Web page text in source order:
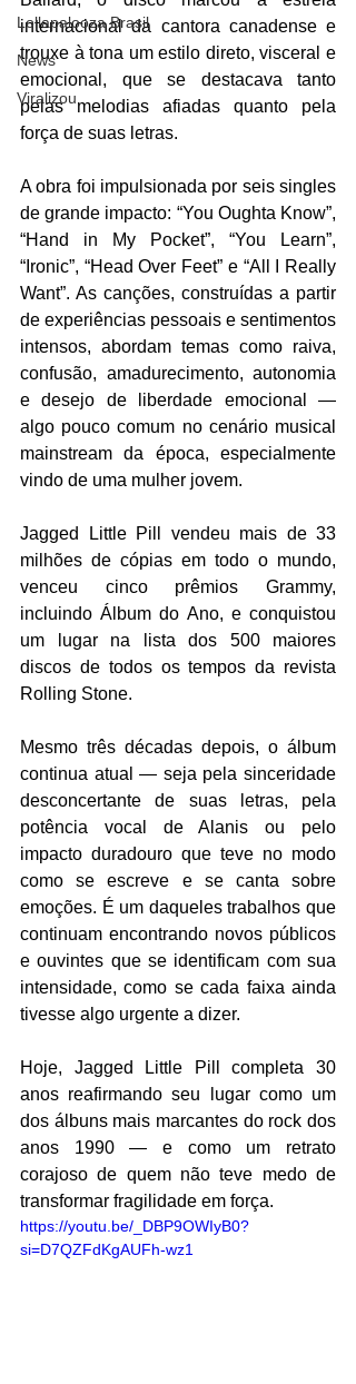
Lollapalooza Brasil
News
Viralizou
internacional da cantora canadense e
trouxe à tona um estilo direto, visceral e
emocional, que se destacava tanto
pelas melodias afiadas quanto pela
força de suas letras.
A obra foi impulsionada por seis singles
de grande impacto: “You Oughta Know”,
“Hand in My Pocket”, “You Learn”,
“Ironic”, “Head Over Feet” e “All I Really
Want”. As canções, construídas a partir
de experiências pessoais e sentimentos
intensos, abordam temas como raiva,
confusão, amadurecimento, autonomia
e desejo de liberdade emocional —
algo pouco comum no cenário musical
mainstream da época, especialmente
vindo de uma mulher jovem.
Jagged Little Pill vendeu mais de 33
milhões de cópias em todo o mundo,
venceu cinco prêmios Grammy,
incluindo Álbum do Ano, e conquistou
um lugar na lista dos 500 maiores
discos de todos os tempos da revista
Rolling Stone.
Mesmo três décadas depois, o álbum
continua atual — seja pela sinceridade
desconcertante de suas letras, pela
potência vocal de Alanis ou pelo
impacto duradouro que teve no modo
como se escreve e se canta sobre
emoções. É um daqueles trabalhos que
continuam encontrando novos públicos
e ouvintes que se identificam com sua
intensidade, como se cada faixa ainda
tivesse algo urgente a dizer.
Hoje, Jagged Little Pill completa 30
anos reafirmando seu lugar como um
dos álbuns mais marcantes do rock dos
anos 1990 — e como um retrato
corajoso de quem não teve medo de
transformar fragilidade em força.
https://youtu.be/_DBP9OWIyB0?
si=D7QZFdKgAUFh-wz1